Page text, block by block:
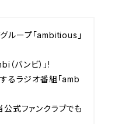
ループ「ambitious」
（バンビ）｣!
るラジオ番組「amb
公式ファンクラブでも